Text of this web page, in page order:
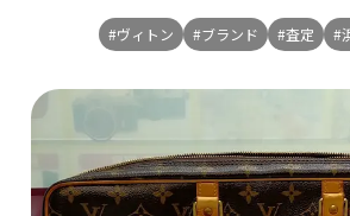
#ヴィトン #ブランド #査定 #